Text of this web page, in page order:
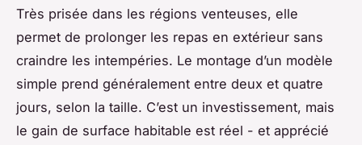
Très prisée dans les régions venteuses, elle
permet de prolonger les repas en extérieur sans
craindre les intempéries. Le montage d’un modèle
simple prend généralement entre deux et quatre
jours, selon la taille. C’est un investissement, mais
le gain de surface habitable est réel - et apprécié